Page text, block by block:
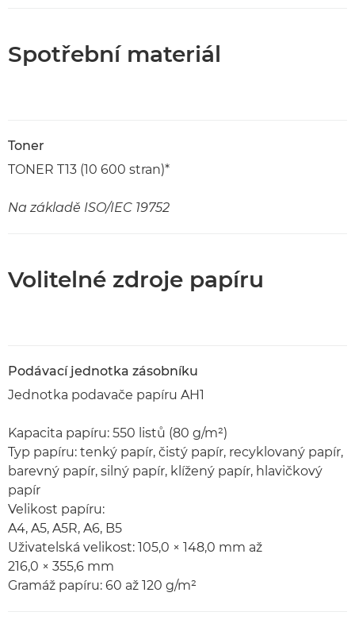
Spotřební materiál
Toner
TONER T13 (10 600 stran)*
Na základě ISO/IEC 19752
Volitelné zdroje papíru
Podávací jednotka zásobníku
Jednotka podavače papíru AH1
Kapacita papíru: 550 listů (80 g/m²)
Typ papíru: tenký papír, čistý papír, recyklovaný papír,
barevný papír, silný papír, klížený papír, hlavičkový
papír
Velikost papíru:
A4, A5, A5R, A6, B5
Uživatelská velikost: 105,0 × 148,0 mm až
216,0 × 355,6 mm
Gramáž papíru: 60 až 120 g/m²